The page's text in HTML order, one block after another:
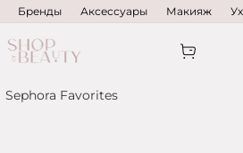
Бренды Аксессуары Макияж
Sephora Favorites